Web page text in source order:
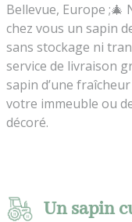
Bellevue, Europe
chez vous un sapin
sans stockage ni
service de livraison
sapin d’une
votre immeuble ou
décoré.
Un sapin